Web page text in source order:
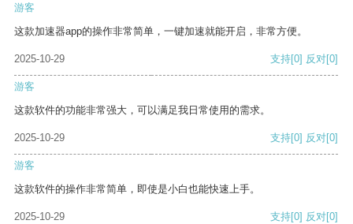
游客
这款加速器app的操作非常简单，一键加速就能开启，非常方便。
2025-10-29 支持[0] 反对[0]
游客
这款软件的功能非常强大，可以满足我日常使用的需求。
2025-10-29 支持[0] 反对[0]
游客
这款软件的操作非常简单，即使是小白也能快速上手。
2025-10-29 支持[0] 反对[0]